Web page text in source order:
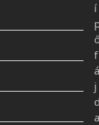
í
f
á
j
a